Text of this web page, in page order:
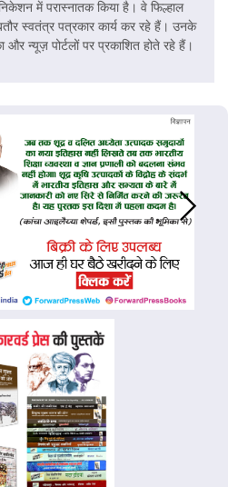
में परास्नातक किया है। वे फिल्हाल
स्वतंत्र पत्रकार कार्य कर रहे हैं। उनके
और न्यूज़ पोर्टलों पर प्रकाशित होते रहे हैं।